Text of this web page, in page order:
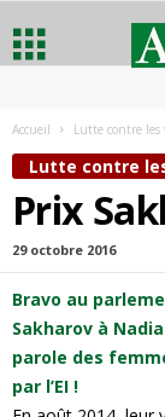
Accueil Lutte contre les
Lutte contre
Prix
29 octobre 2016
Bravo au
Sakharov à
parole des
par l’EI !